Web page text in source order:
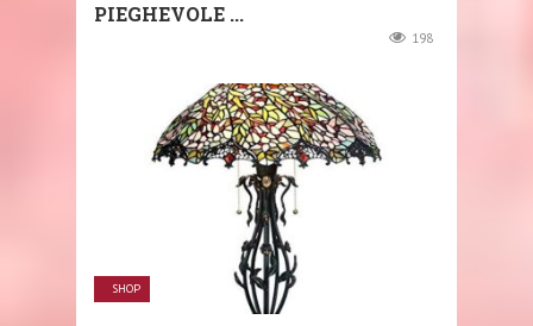
PIEGHEVOLE ...
198
SHOP